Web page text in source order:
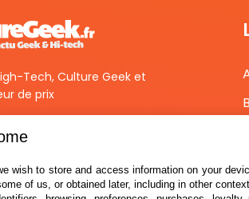
Tech, Culture Geek et
de prix
wish to store and access information on your
of us, or obtained later, including in other